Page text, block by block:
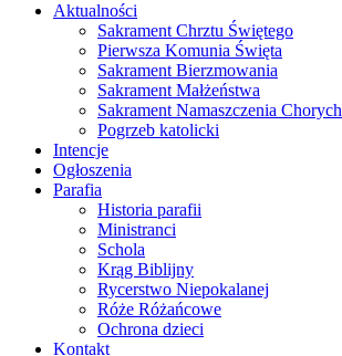
Aktualności
Sakrament Chrztu Świętego
Pierwsza Komunia Święta
Sakrament Bierzmowania
Sakrament Małżeństwa
Sakrament Namaszczenia Chorych
Pogrzeb katolicki
Intencje
Ogłoszenia
Parafia
Historia parafii
Ministranci
Schola
Krąg Biblijny
Rycerstwo Niepokalanej
Róże Różańcowe
Ochrona dzieci
Kontakt